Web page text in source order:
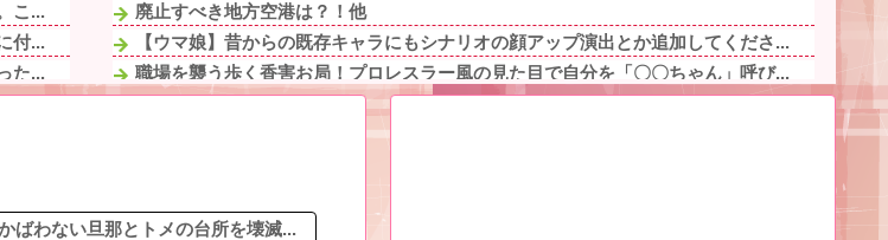
こ...
付...
た...
...
...
...
廃止すべき地方空港は？！他
【ウマ娘】昔からの既存キャラにもシナリオの顔アップ演出とか追加してくださ...
職場を襲う歩く香害お局！プロレスラー風の見た目で自分を「〇〇ちゃん」呼び...
普通二輪取ったやつが乗るべきバイクｗｗｗｗｗｗｗ他
住宅街を歩いていたら小１女児に泣きながら抱きつかれた。鍵っ子のピンチに付...
ばわない旦那とトメの台所を壊滅...